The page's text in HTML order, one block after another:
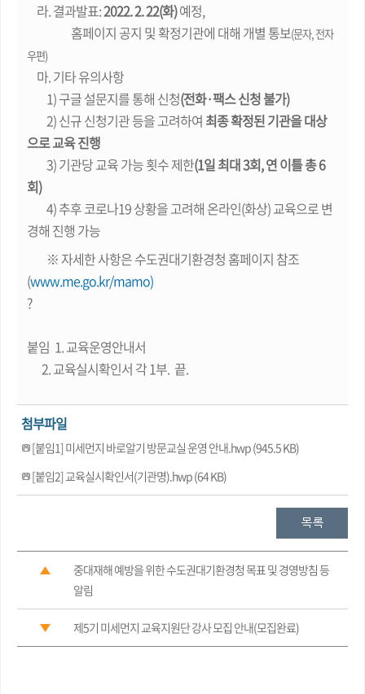
라.결과발표:2022. 2. 22(화)예정,
홈페이지 공지 및 확정기관에 대해 개별 통보(문자,전자
우편)
마.기타유의사항
1)구글설문지를통해 신청(전화·팩스신청불가)
2)신규신청기관등을고려하여 최종확정된기관을대상
으로교육진행
3)기관당교육가능횟수제한(1일최대3회,연이틀총6
회)
4)추후코로나19상황을고려해 온라인(화상)교육으로변
경해 진행 가능
※ 자세한사항은수도권대기환경청 홈페이지 참조
(www.me.go.kr/mamo)
?
붙임 1.교육운영안내서
2.교육실시확인서 각 1부. 끝.
첨부파일
[붙임1] 미세먼지 바로알기 방문교실 운영 안내.hwp (945.5 KB)
[붙임2] 교육실시확인서(기관명).hwp (64 KB)
중대재해 예방을 위한 수도권대기환경청 목표 및 경영방침 등
알림
제5기 미세먼지 교육지원단 강사 모집 안내(모집완료)